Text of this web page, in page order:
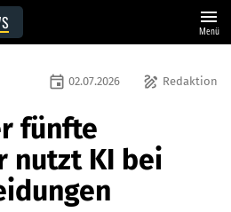
menu
Menü
draw Redaktion
event 02.07.2026
fünfte
nutzt KI bei